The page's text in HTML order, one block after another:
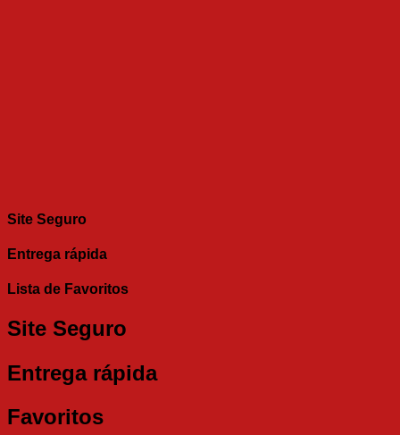
Site Seguro
Entrega rápida
Lista de Favoritos
Site Seguro
Entrega rápida
Favoritos